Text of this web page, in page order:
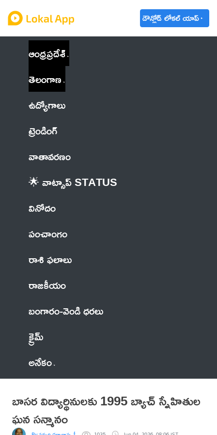
డౌన్లోడ్ లోకల్ యాప్
ఆంధ్రప్రదేశ్
తెలంగాణ
ఉద్యోగాలు
ట్రెండింగ్
వాతావరణం
🌟 వాట్సాప్ STATUS
వినోదం
పంచాంగం
రాశి ఫలాలు
రాజకీయం
బంగారం-వెండి ధరలు
క్రైమ్
అనేకం
బాసర విద్యార్థినులకు 1995 బ్యాచ్ స్నేహితుల
ఘన సన్మానం